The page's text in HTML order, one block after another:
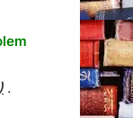
.